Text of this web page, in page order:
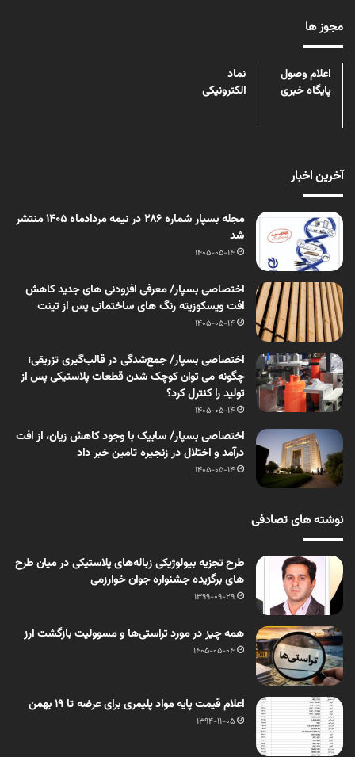
مجوز ها
اعلام وصول
پایگاه خبری
نماد
الکترونیکی
آخرین اخبار
مجله بسپار شماره 286 در نیمه مردادماه 1405 منتشر
شد
1405-05-14
اختصاصی بسپار/ معرفی افزودنی های جدید کاهش
افت ویسکوزیته رنگ های ساختمانی پس از تینت
1405-05-14
اختصاصی بسپار/ جمع‌شدگی در قالب‌گیری تزریقی؛
چگونه می توان کوچک شدن قطعات پلاستیکی پس از
تولید را کنترل کرد؟
1405-05-14
اختصاصی بسپار/ سابیک با وجود کاهش زیان، از افت
درآمد و اختلال در زنجیره تامین خبر داد
1405-05-14
نوشته های تصادفی
طرح تجزیه بیولوژیکی زباله‌های پلاستیکی در میان طرح
های برگزیده جشنواره جوان خوارزمی
1399-09-29
همه چیز در مورد تراستی‌ها و مسوولیت بازگشت ارز
1405-05-04
اعلام قیمت پایه مواد پلیمری برای عرضه تا 19 بهمن
1394-11-05